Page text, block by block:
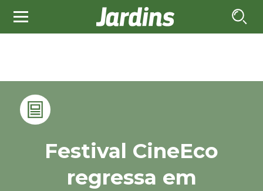
Festival CineEco
regressa em